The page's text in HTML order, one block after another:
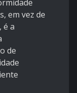
em vez de
é a
de